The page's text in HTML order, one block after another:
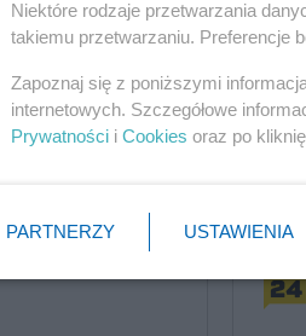
z USA i powrót
"Był
Niektóre rodzaje przetwarzania
takiemu przetwarzaniu. Preferencje
Zapoznaj się z poniższymi
internetowych. Szczegółowe
Prywatności i Cookies oraz po
PARTNERZY USTAWIENIA